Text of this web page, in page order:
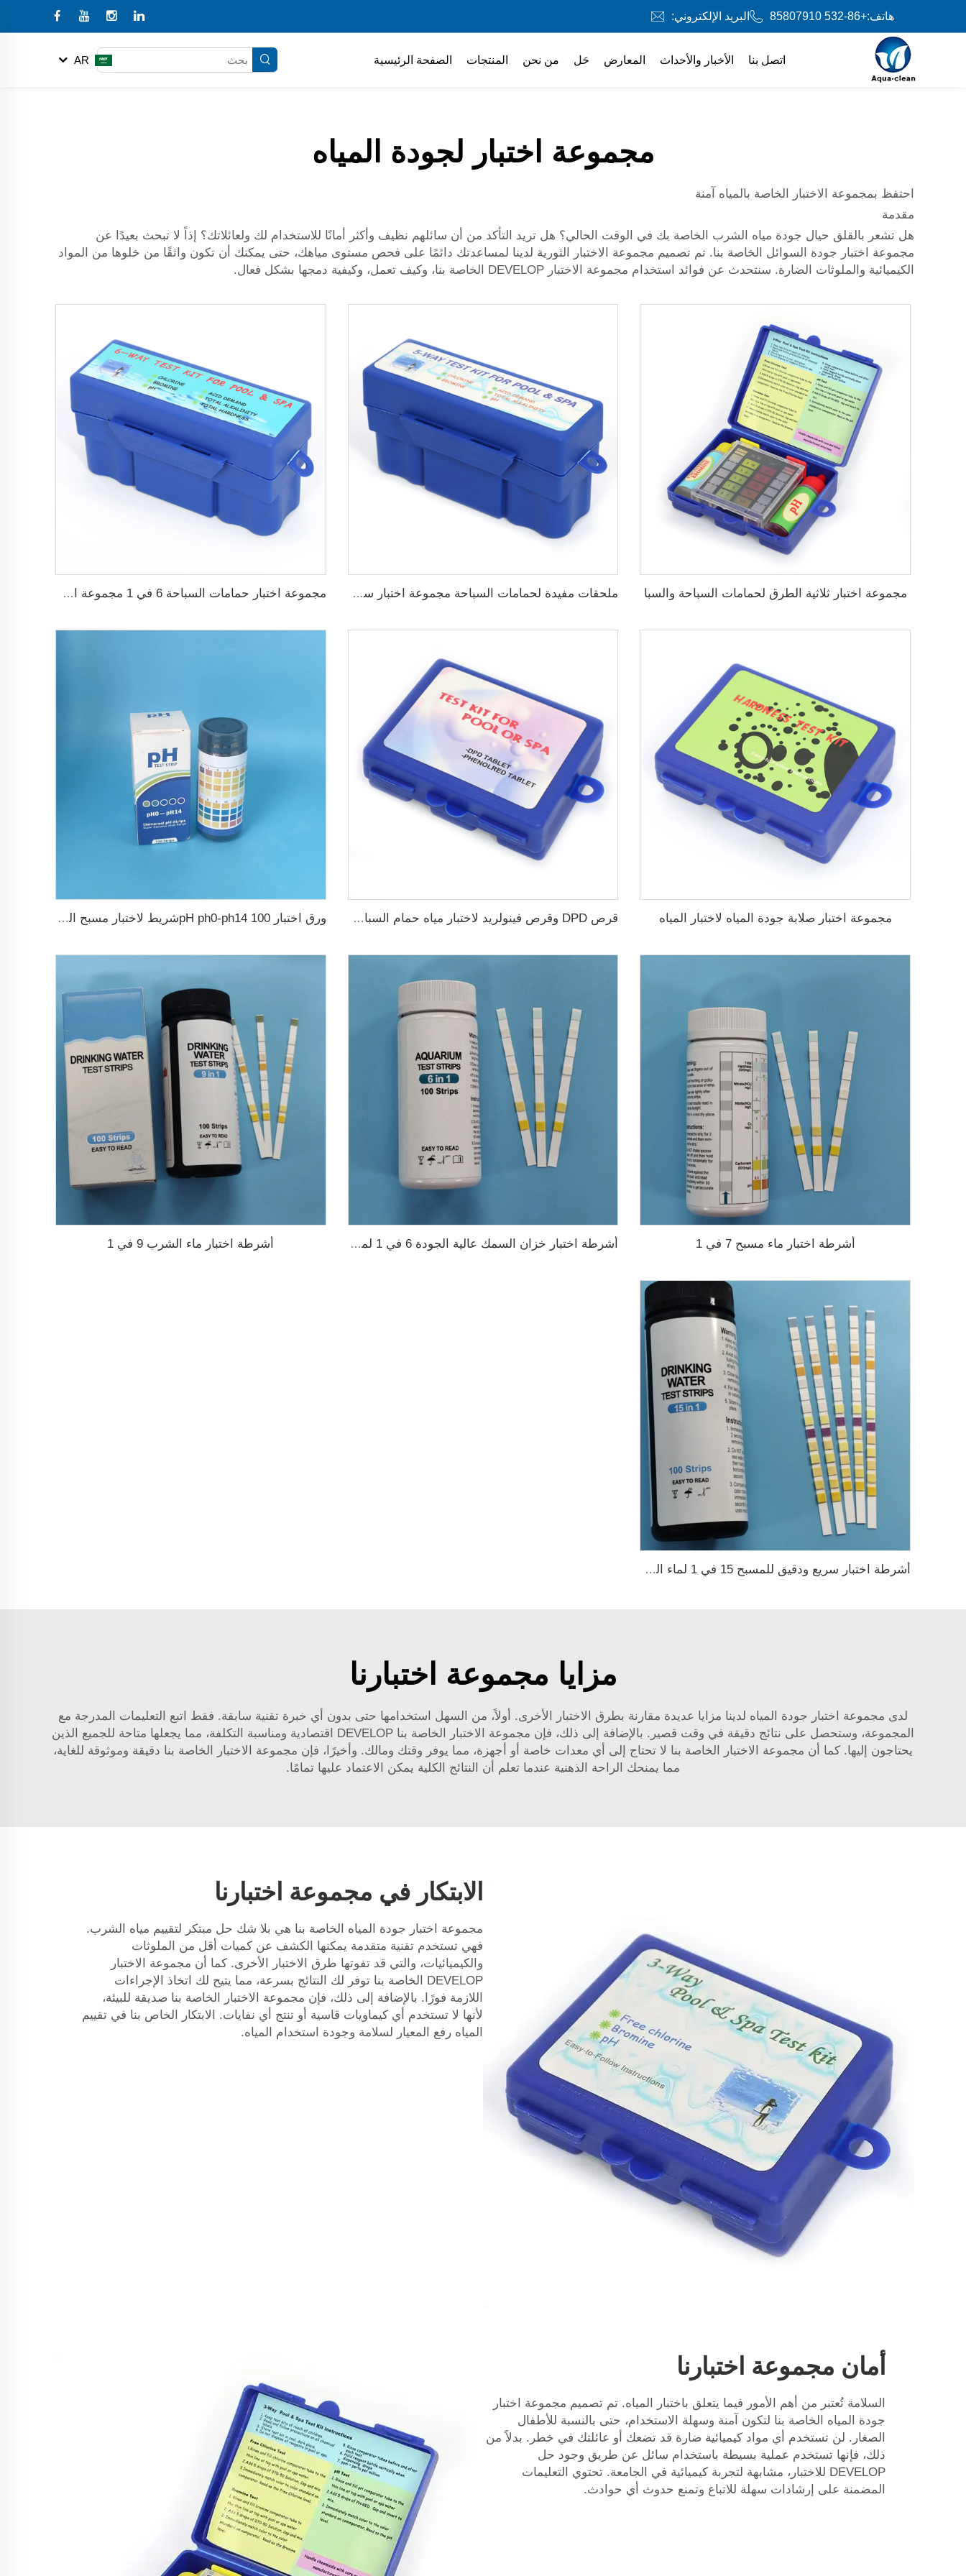
هاتف:+86-532 85807910 البريد الإلكتروني:
الصفحة الرئيسية المنتجات من نحن حَل المعارض الأخبار والأحداث اتصل بنا AR
مجموعة اختبار لجودة المياه
احتفظ بمجموعة الاختبار الخاصة بالمياه آمنة
مقدمة
هل تشعر بالقلق حيال جودة مياه الشرب الخاصة بك في الوقت الحالي؟ هل تريد التأكد من أن سائلهم نظيف وأكثر أمانًا للاستخدام لك ولعائلاتك؟ إذاً لا تبحث بعيدًا عن
مجموعة اختبار جودة السوائل الخاصة بنا. تم تصميم مجموعة الاختبار الثورية لدينا لمساعدتك دائمًا على فحص مستوى مياهك، حتى يمكنك أن تكون واثقًا من خلوها من المواد
الكيميائية والملوثات الضارة. سنتحدث عن فوائد استخدام مجموعة الاختبار DEVELOP الخاصة بنا، وكيف تعمل، وكيفية دمجها بشكل فعال.
مجموعة اختبار ثلاثية الطرق لحمامات السباحة والسبا ملحقات مفيدة لحمامات السباحة مجموعة اختبار سريع بخمس طرق لحمامات السباحة والسبا مجموعة اختبار حمامات السباحة 6 في 1 مجموعة اختبار درجة الحموضة ph
مجموعة اختبار صلابة جودة المياه لاختبار المياه قرص DPD وقرص فينولريد لاختبار مياه حمام السباحة والسبا ورق اختبار pH ph0-ph14 100شريط لاختبار مسبح السباحة
أشرطة اختبار ماء مسبح 7 في 1 أشرطة اختبار خزان السمك عالية الجودة 6 في 1 لمزرعة الأسماك أشرطة اختبار ماء الشرب 9 في 1
أشرطة اختبار سريع ودقيق للمسبح 15 في 1 لماء الشرب
مزايا مجموعة اختبارنا
لدى مجموعة اختبار جودة المياه لدينا مزايا عديدة مقارنة بطرق الاختبار الأخرى. أولاً، من السهل استخدامها حتى بدون أي خبرة تقنية سابقة. فقط اتبع التعليمات المدرجة مع
المجموعة، وستحصل على نتائج دقيقة في وقت قصير. بالإضافة إلى ذلك، فإن مجموعة الاختبار الخاصة بنا DEVELOP اقتصادية ومناسبة التكلفة، مما يجعلها متاحة للجميع الذين
يحتاجون إليها. كما أن مجموعة الاختبار الخاصة بنا لا تحتاج إلى أي معدات خاصة أو أجهزة، مما يوفر وقتك ومالك. وأخيرًا، فإن مجموعة الاختبار الخاصة بنا دقيقة وموثوقة للغاية،
مما يمنحك الراحة الذهنية عندما تعلم أن النتائج الكلية يمكن الاعتماد عليها تمامًا.
الابتكار في مجموعة اختبارنا
مجموعة اختبار جودة المياه الخاصة بنا هي بلا شك حل مبتكر لتقييم مياه الشرب.
فهي تستخدم تقنية متقدمة يمكنها الكشف عن كميات أقل من الملوثات
والكيميائيات، والتي قد تفوتها طرق الاختبار الأخرى. كما أن مجموعة الاختبار
DEVELOP الخاصة بنا توفر لك النتائج بسرعة، مما يتيح لك اتخاذ الإجراءات
اللازمة فورًا. بالإضافة إلى ذلك، فإن مجموعة الاختبار الخاصة بنا صديقة للبيئة،
لأنها لا تستخدم أي كيماويات قاسية أو تنتج أي نفايات. الابتكار الخاص بنا في تقييم
المياه رفع المعيار لسلامة وجودة استخدام المياه.
أمان مجموعة اختبارنا
السلامة تُعتبر من أهم الأمور فيما يتعلق باختبار المياه. تم تصميم مجموعة اختبار
جودة المياه الخاصة بنا لتكون آمنة وسهلة الاستخدام، حتى بالنسبة للأطفال
الصغار. لن تستخدم أي مواد كيميائية ضارة قد تضعك أو عائلتك في خطر. بدلاً من
ذلك، فإنها تستخدم عملية بسيطة باستخدام سائل عن طريق وجود حل
DEVELOP للاختبار، مشابهة لتجربة كيميائية في الجامعة. تحتوي التعليمات
المضمنة على إرشادات سهلة للاتباع وتمنع حدوث أي حوادث.